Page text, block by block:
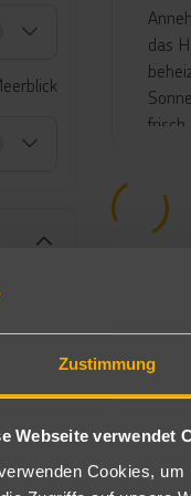
Zustimmung
Webseite verwendet
Cookies,
das
frisch
All